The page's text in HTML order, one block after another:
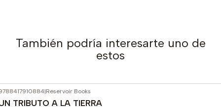
También podría interesarte uno de
estos
|Reservoir Books
TRIBUTO A LA TIERRA